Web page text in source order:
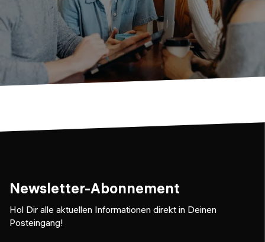
Newsletter-Abonnement
Hol Dir alle aktuellen Informationen direkt in Deinen
Posteingang!